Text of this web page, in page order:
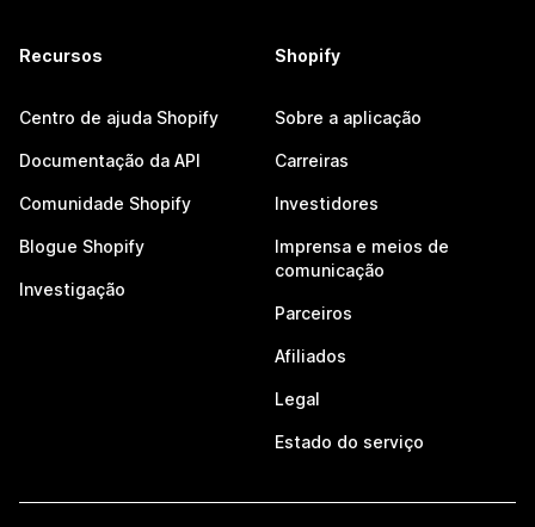
Recursos
Centro de ajuda Shopify
Documentação da API
Comunidade Shopify
Blogue Shopify
Investigação
Shopify
Sobre a aplicação
Carreiras
Investidores
Imprensa e meios de
comunicação
Parceiros
Afiliados
Legal
Estado do serviço